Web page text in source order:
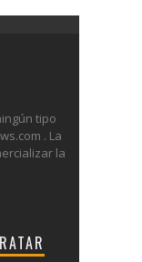
tipo
. La
la